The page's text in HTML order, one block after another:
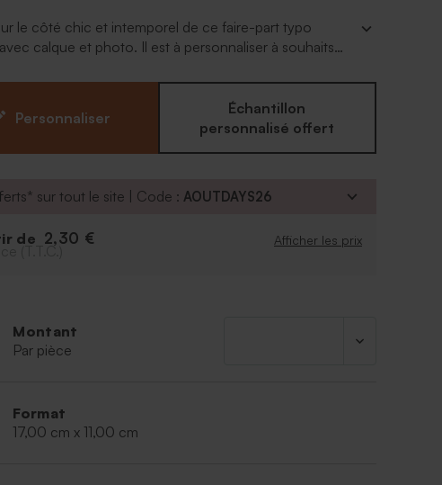
le côté chic et intemporel de ce faire-part typo
calque et photo. Il est à personnaliser à souhaits
Personnaliser
Échantillon
personnalisé offert
sur tout le site | Code :AOUTDAYS26
de 2,30 € Afficher les prix
(T.T.C.)
Montant
Par pièce
Format
17,00 cm x 11,00 cm